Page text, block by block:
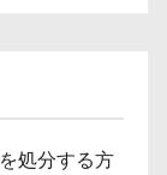
処分する方